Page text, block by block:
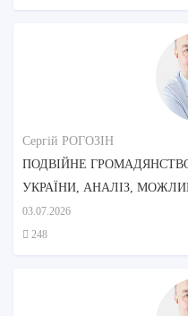
Сергій РОГОЗІН
ПОДВІЙНЕ
УКРАЇНИ, АНАЛІЗ,
03.07.2026
248